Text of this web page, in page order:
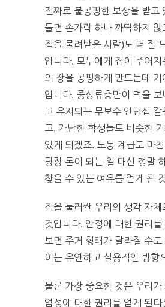
진짜로 불공평한 보상을 받고
들면 손가락 하나 까딱하지 않
집을 물려받은 사람)도 더 잘
입니다. 모두에게 집이 주어지
의 장을 공평하게 만드는데 기
입니다. 중상류층만이 덕을
고 유지되는 무보수 인턴십 같
고, 가난한 학생들도 비슷한
있게 되겠죠. 노동 계급도 마
당장 돈이 되는 일 대신 정말
찾을 수 있는 여유를 얻게 될
집을 둘러싼 우리의 생각 자체
것입니다. 안정에 대한 권리
보면 주거 형태가 달라질 수
이는 유연하고 실용적인 방향
물론 가장 중요한 것은 우리
엄성에 대한 권리를 얻게 된